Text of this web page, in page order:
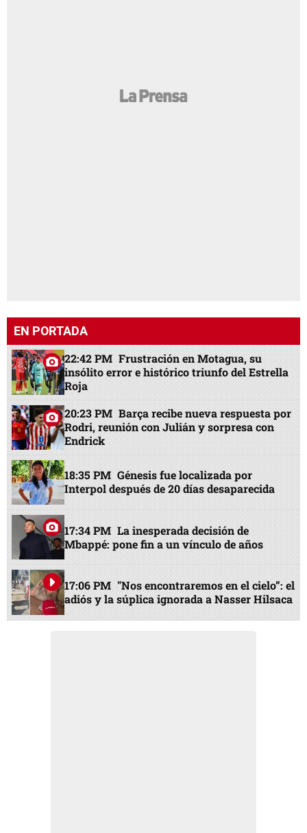
EN PORTADA
22:42 PM Frustración en Motagua, su
insólito error e histórico triunfo del Estrella
Roja
20:23 PM Barça recibe nueva respuesta por
Rodri, reunión con Julián y sorpresa con
Endrick
18:35 PM Génesis fue localizada por
Interpol después de 20 días desaparecida
17:34 PM La inesperada decisión de
Mbappé: pone fin a un vínculo de años
17:06 PM "Nos encontraremos en el cielo”: el
adiós y la súplica ignorada a Nasser Hilsaca